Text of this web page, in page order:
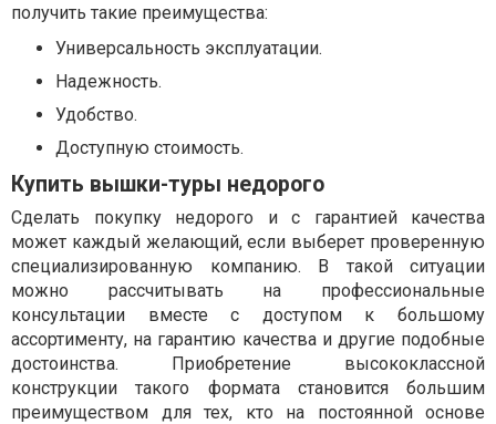
получить такие преимущества:
Универсальность эксплуатации.
Надежность.
Удобство.
Доступную стоимость.
Купить вышки-туры недорого
Сделать покупку недорого и с гарантией качества
может каждый желающий, если выберет проверенную
специализированную компанию. В такой ситуации
можно рассчитывать на профессиональные
консультации вместе с доступом к большому
ассортименту, на гарантию качества и другие подобные
достоинства. Приобретение высококлассной
конструкции такого формата становится большим
преимуществом для тех, кто на постоянной основе